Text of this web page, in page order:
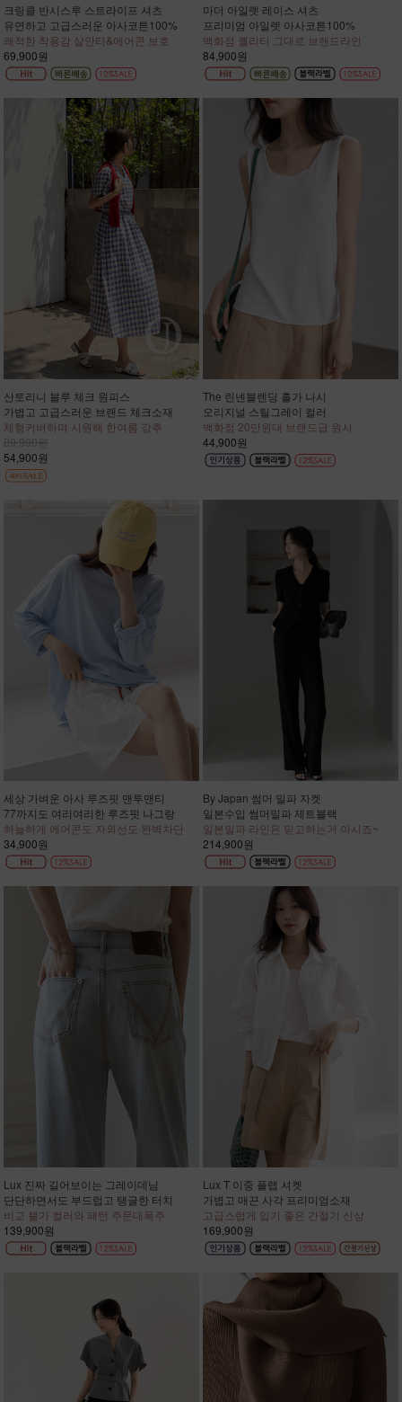
크링클 반시스루 스트라이프 셔츠
유연하고 고급스러운 아사코튼100%
쾌적한 착용감 살안타&에어콘 보호
69,900원
마더 아일렛 레이스 셔츠
프리미엄 아일렛 아사코튼100%
백화점 퀄리티 그대로 브랜드라인
84,900원
산토리니 블루 체크 원피스
가볍고 고급스러운 브랜드 체크소재
체형커버하며 시원해 한여름 강추
54,900원
The 린넨블렌딩 홀가 나시
오리지널 스틸그레이 컬러
백화점 20만원대 브랜드급 원사
44,900원
세상 가벼운 아사 루즈핏 맨투맨티
77까지도 여리여리한 루즈핏 나그랑
하늘하게 에어콘도 자외선도 완벽차단
34,900원
By Japan 썸머 밀파 자켓
일본수입 썸머밀파 제트블랙
일본밀파 라인은 믿고하는거 아시죠~
214,900원
Lux 진짜 길어보이는 그레이데님
단단하면서도 부드럽고 탱글한 터치
비교 불가 컬러와 패턴 주문대폭주
139,900원
Lux T 이중 플랩 셔켓
가볍고 매끈 사각 프리미엄소재
고급스럽게 입기 좋은 간절기 신상
169,900원